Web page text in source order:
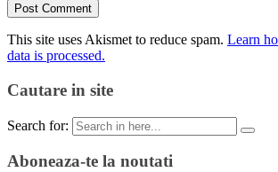
This site uses Akismet to reduce spam. Learn
data is processed.
Cautare in site
Search for:
Aboneaza-te la noutati